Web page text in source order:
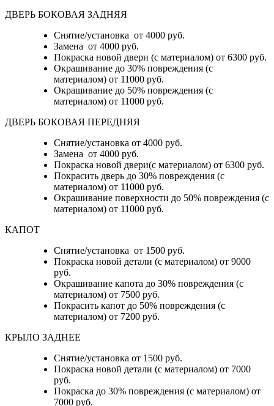
ДВЕРЬ БОКОВАЯ ЗАДНЯЯ
Снятие/установка от 4000 руб.
Замена от 4000 руб.
Покраска новой двери (с материалом) от 6300 руб.
Окрашивание до 30% повреждения (с
материалом) от 11000 руб.
Окрашивание до 50% повреждения (с
материалом) от 11000 руб.
ДВЕРЬ БОКОВАЯ ПЕРЕДНЯЯ
Снятие/установка от 4000 руб.
Замена от 4000 руб.
Покраска новой двери(с материалом) от 6300 руб.
Покрасить дверь до 30% повреждения (с
материалом) от 11000 руб.
Окрашивание поверхности до 50% повреждения (с
материалом) от 11000 руб.
КАПОТ
Снятие/установка от 1500 руб.
Покраска новой детали (с материалом) от 9000
руб.
Окрашивание капота до 30% повреждения (с
материалом) от 7500 руб.
Покрасить капот до 50% повреждения (с
материалом) от 7200 руб.
КРЫЛО ЗАДНЕЕ
Снятие/установка от 1500 руб.
Покраска новой детали (с материалом) от 7000
руб.
Покраска до 30% повреждения (с материалом) от
7000 руб.